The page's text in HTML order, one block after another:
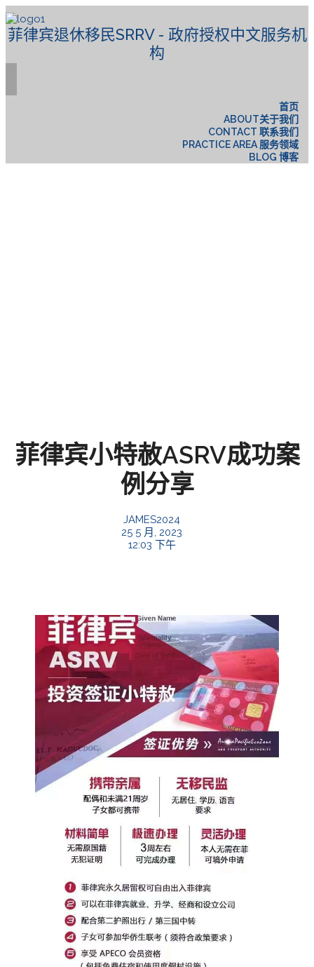
菲律宾退休移民SRRV - 政府授权中文服务机
构
首页
ABOUT关于我们
CONTACT 联系我们
PRACTICE AREA 服务领域
BLOG 博客
菲律宾小特赦ASRV成功案
例分享
JAMES2024
25 5 月, 2023
12:03 下午